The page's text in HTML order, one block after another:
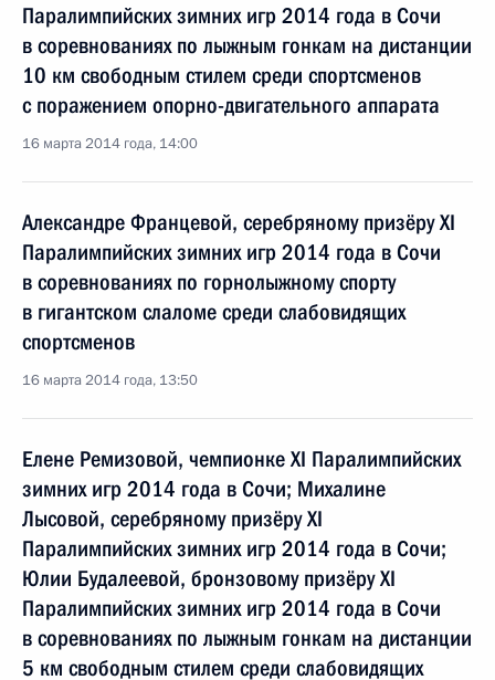
Паралимпийских зимних игр 2014 года в Сочи
в соревнованиях по лыжным гонкам на дистанции
10 км свободным стилем среди спортсменов
с поражением опорно-двигательного аппарата
16 марта 2014 года, 14:00
Александре Францевой, серебряному призёру XI
Паралимпийских зимних игр 2014 года в Сочи
в соревнованиях по горнолыжному спорту
в гигантском слаломе среди слабовидящих
спортсменов
16 марта 2014 года, 13:50
Елене Ремизовой, чемпионке XI Паралимпийских
зимних игр 2014 года в Сочи; Михалине
Лысовой, серебряному призёру XI
Паралимпийских зимних игр 2014 года в Сочи;
Юлии Будалеевой, бронзовому призёру XI
Паралимпийских зимних игр 2014 года в Сочи
в соревнованиях по лыжным гонкам на дистанции
5 км свободным стилем среди слабовидящих